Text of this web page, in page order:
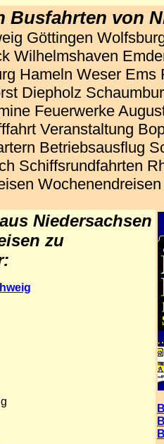
Busfahrten von
Göttingen
Wilhelmshaven
Hameln Weser Ems
Diepholz
Feuerwerke
Veranstaltung
Betriebsausflug
Schiffsrundfahrten
Niedersachsen
zu